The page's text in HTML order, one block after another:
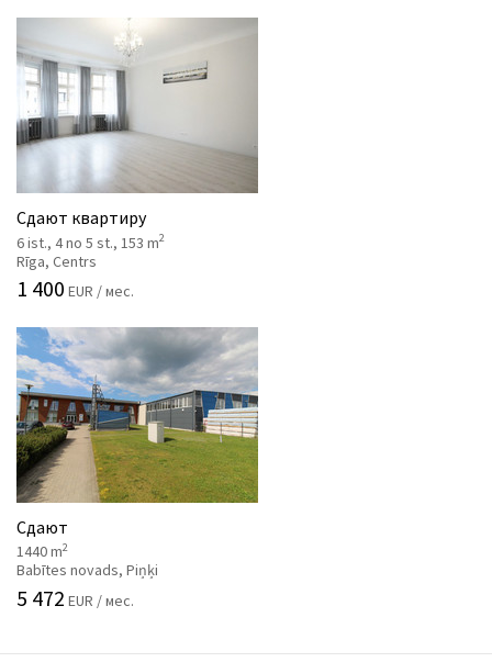
Сдают квартиру
6 ist., 4 no 5 st., 153 m2
Rīga, Centrs
1 400 EUR / мес.
Сдают
1440 m2
Babītes novads, Piņķi
5 472 EUR / мес.